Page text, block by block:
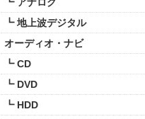
┗ アナログ
┗ 地上波デジタル
オーディオ・ナビ
┗ CD
┗ DVD
┗ HDD